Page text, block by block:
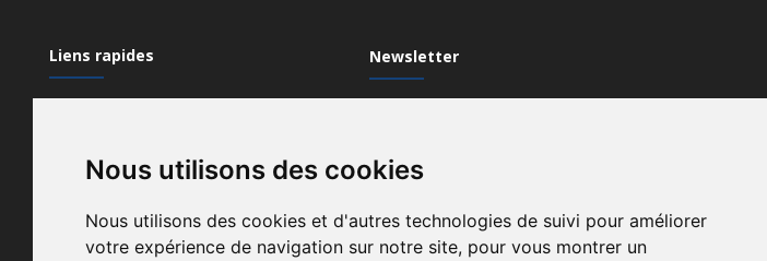
Nous utilisons des cookies
Nous utilisons des cookies et d'autres technologies de suivi pour améliorer
votre expérience de navigation sur notre site, pour vous montrer un
Liens rapides
Contactez-nous
Recrutement
Newsletter